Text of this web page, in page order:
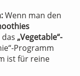
Wenn man den
„Vegetable“-
Programm
ist für reine